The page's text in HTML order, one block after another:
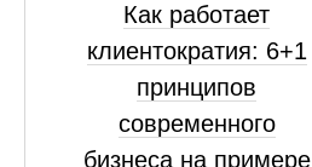
Как работает
клиентократия: 6+1
принципов
современного
бизнеса на примере